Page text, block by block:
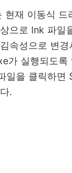
재 이동식 드
으로 lnk 파일
속성으로 변
가 실행되도록
일을 클릭하면
.